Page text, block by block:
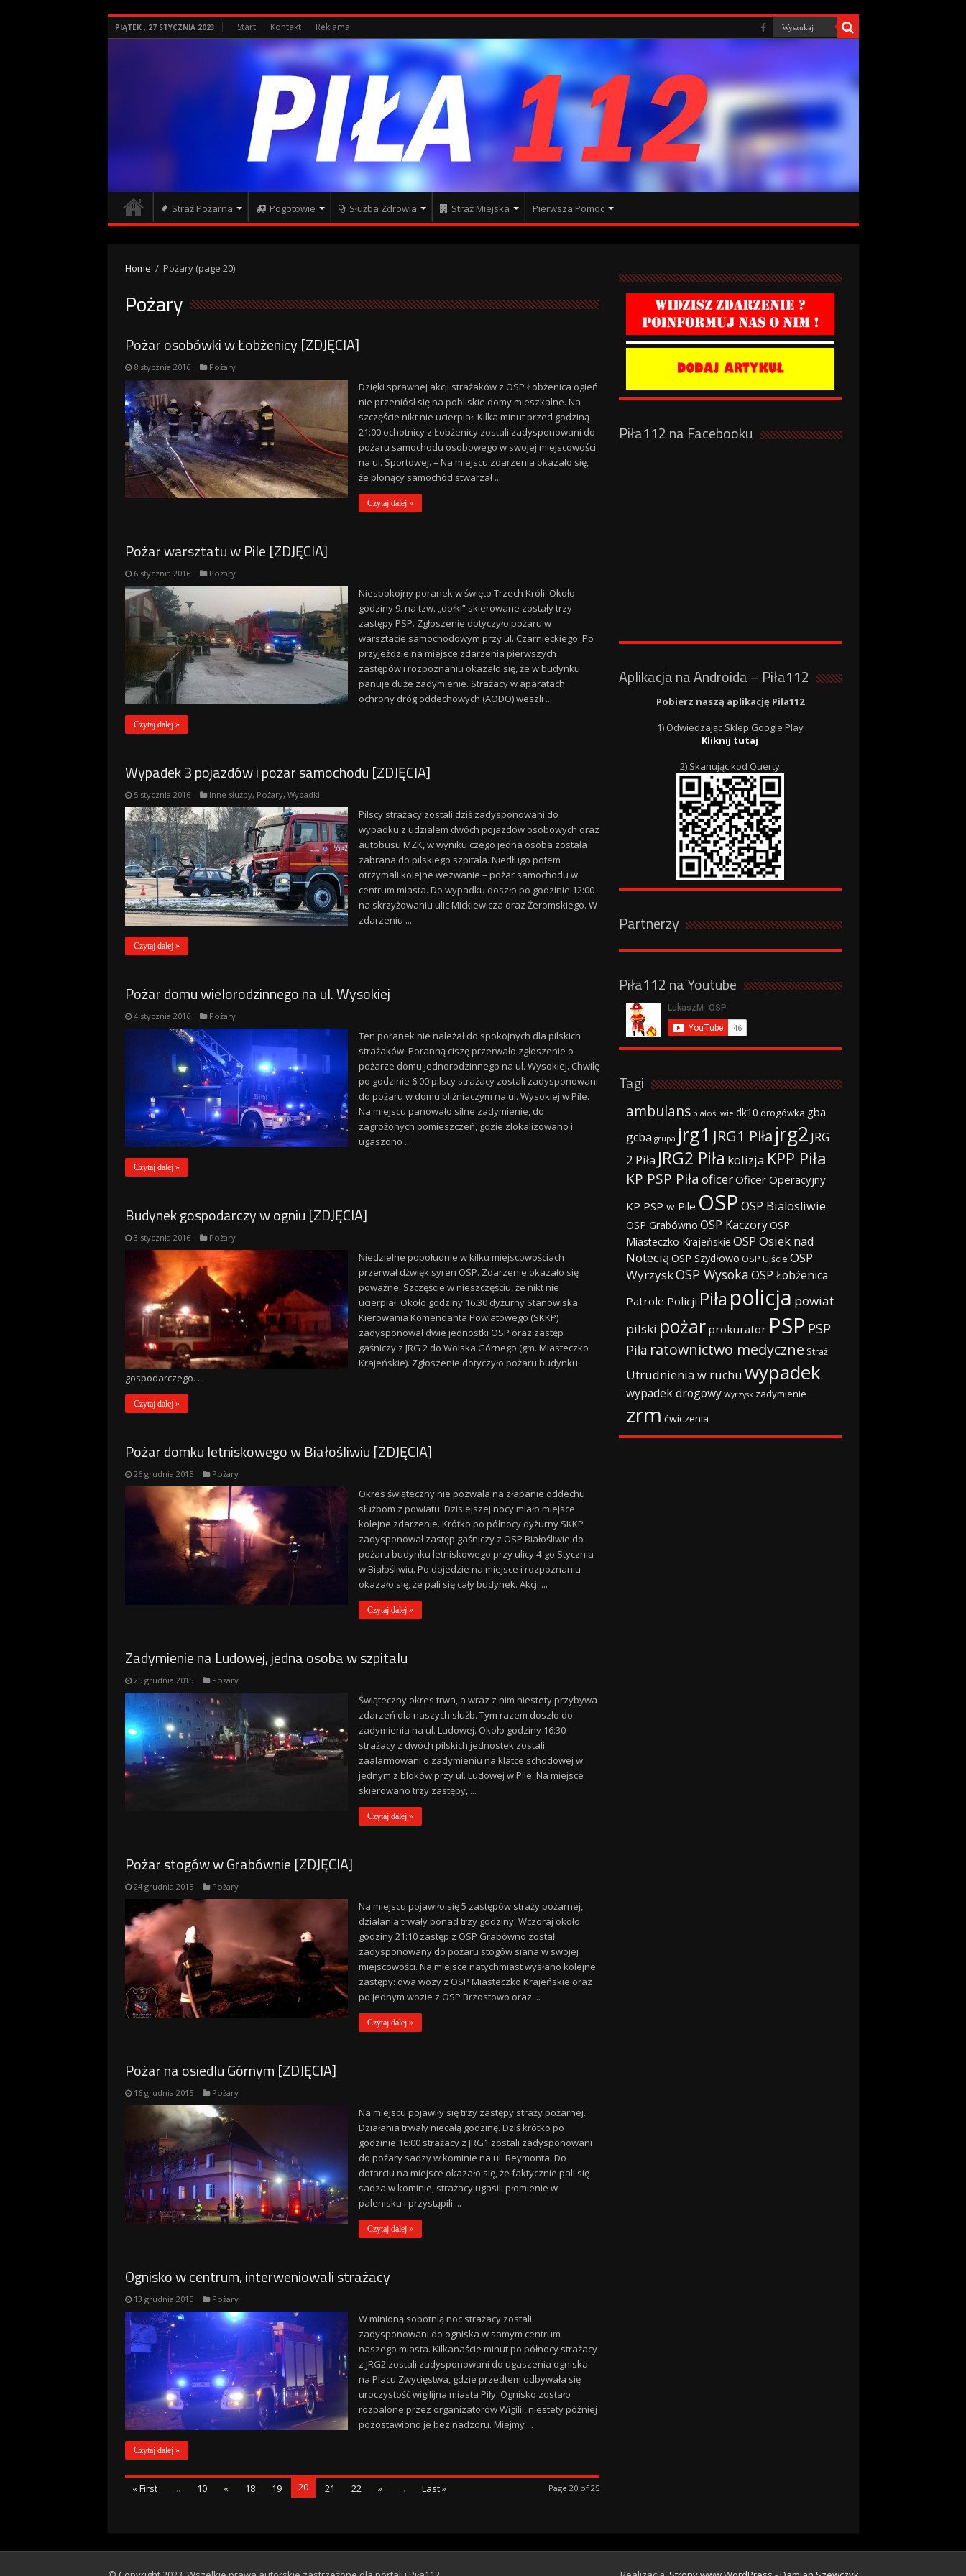
PIĄTEK , 27 STYCZNIA 2023 Start Kontakt Reklama
Straż Pożarna Pogotowie Służba Zdrowia Straż Miejska Pierwsza Pomoc
Home / Pożary(page 20)
Pożary
Pożar osobówki w Łobżenicy [ZDJĘCIA]
8 stycznia 2016 Pożary
Dzięki sprawnej akcji strażaków z OSP Łobżenica ogień
nie przeniósł się na pobliskie domy mieszkalne. Na
szczęście nikt nie ucierpiał. Kilka minut przed godziną
21:00 ochotnicy z Łobżenicy zostali zadysponowani do
pożaru samochodu osobowego w swojej miejscowości
na ul. Sportowej. – Na miejscu zdarzenia okazało się,
że płonący samochód stwarzał ...
Czytaj dalej »
Pożar warsztatu w Pile [ZDJĘCIA]
6 stycznia 2016 Pożary
Niespokojny poranek w święto Trzech Króli. Około
godziny 9. na tzw. „dołki” skierowane zostały trzy
zastępy PSP. Zgłoszenie dotyczyło pożaru w
warsztacie samochodowym przy ul. Czarnieckiego. Po
przyjeździe na miejsce zdarzenia pierwszych
zastępów i rozpoznaniu okazało się, że w budynku
panuje duże zadymienie. Strażacy w aparatach
ochrony dróg oddechowych (AODO) weszli ...
Czytaj dalej »
Wypadek 3 pojazdów i pożar samochodu [ZDJĘCIA]
5 stycznia 2016 Inne służby, Pożary, Wypadki
Pilscy strażacy zostali dziś zadysponowani do
wypadku z udziałem dwóch pojazdów osobowych oraz
autobusu MZK, w wyniku czego jedna osoba została
zabrana do pilskiego szpitala. Niedługo potem
otrzymali kolejne wezwanie – pożar samochodu w
centrum miasta. Do wypadku doszło po godzinie 12:00
na skrzyżowaniu ulic Mickiewicza oraz Żeromskiego. W
zdarzeniu ...
Czytaj dalej »
Pożar domu wielorodzinnego na ul. Wysokiej
4 stycznia 2016 Pożary
Ten poranek nie należał do spokojnych dla pilskich
strażaków. Poranną ciszę przerwało zgłoszenie o
pożarze domu jednorodzinnego na ul. Wysokiej. Chwilę
po godzinie 6:00 pilscy strażacy zostali zadysponowani
do pożaru w domu bliźniaczym na ul. Wysokiej w Pile.
Na miejscu panowało silne zadymienie, do
zagrożonych pomieszczeń, gdzie zlokalizowano i
ugaszono ...
Czytaj dalej »
Budynek gospodarczy w ogniu [ZDJĘCIA]
3 stycznia 2016 Pożary
Niedzielne popołudnie w kilku miejscowościach
przerwał dźwięk syren OSP. Zdarzenie okazało się
poważne. Szczęście w nieszczęściu, że nikt nie
ucierpiał. Około godziny 16.30 dyżurny Stanowiska
Kierowania Komendanta Powiatowego (SKKP)
zadysponował dwie jednostki OSP oraz zastęp
gaśniczy z JRG 2 do Wolska Górnego (gm. Miasteczko
Krajeńskie). Zgłoszenie dotyczyło pożaru budynku
gospodarczego. ...
Czytaj dalej »
Pożar domku letniskowego w Białośliwiu [ZDJĘCIA]
26 grudnia 2015 Pożary
Okres świąteczny nie pozwala na złapanie oddechu
służbom z powiatu. Dzisiejszej nocy miało miejsce
kolejne zdarzenie. Krótko po północy dyżurny SKKP
zadysponował zastęp gaśniczy z OSP Białośliwie do
pożaru budynku letniskowego przy ulicy 4-go Stycznia
w Białośliwiu. Po dojedzie na miejsce i rozpoznaniu
okazało się, że pali się cały budynek. Akcji ...
Czytaj dalej »
Zadymienie na Ludowej, jedna osoba w szpitalu
25 grudnia 2015 Pożary
Świąteczny okres trwa, a wraz z nim niestety przybywa
zdarzeń dla naszych służb. Tym razem doszło do
zadymienia na ul. Ludowej. Około godziny 16:30
strażacy z dwóch pilskich jednostek zostali
zaalarmowani o zadymieniu na klatce schodowej w
jednym z bloków przy ul. Ludowej w Pile. Na miejsce
skierowano trzy zastępy, ...
Czytaj dalej »
Pożar stogów w Grabównie [ZDJĘCIA]
24 grudnia 2015 Pożary
Na miejscu pojawiło się 5 zastępów straży pożarnej,
działania trwały ponad trzy godziny. Wczoraj około
godziny 21:10 zastęp z OSP Grabówno został
zadysponowany do pożaru stogów siana w swojej
miejscowości. Na miejsce natychmiast wysłano kolejne
zastępy: dwa wozy z OSP Miasteczko Krajeńskie oraz
po jednym wozie z OSP Brzostowo oraz ...
Czytaj dalej »
Pożar na osiedlu Górnym [ZDJĘCIA]
16 grudnia 2015 Pożary
Na miejscu pojawiły się trzy zastępy straży pożarnej.
Działania trwały niecałą godzinę. Dziś krótko po
godzinie 16:00 strażacy z JRG1 zostali zadysponowani
do pożary sadzy w kominie na ul. Reymonta. Do
dotarciu na miejsce okazało się, że faktycznie pali się
sadza w kominie, strażacy ugasili płomienie w
palenisku i przystąpili ...
Czytaj dalej »
Ognisko w centrum, interweniowali strażacy
13 grudnia 2015 Pożary
W minioną sobotnią noc strażacy zostali
zadysponowani do ogniska w samym centrum
naszego miasta. Kilkanaście minut po północy strażacy
z JRG2 zostali zadysponowani do ugaszenia ogniska
na Placu Zwycięstwa, gdzie przedtem odbywała się
uroczystość wigilijna miasta Piły. Ognisko zostało
rozpalone przez organizatorów Wigilii, niestety później
pozostawiono je bez nadzoru. Miejmy ...
Czytaj dalej »
Page 20 of 25
« First ... 10 « 18 19 20 21 22 » ... Last »
Piła112 na Facebooku
Aplikacja na Androida – Piła112
Pobierz naszą aplikację Piła112
1) Odwiedzając Sklep Google Play
Kliknij tutaj
2) Skanując kod Querty
Partnerzy
Piła112 na Youtube
Tagi
ambulans białośliwie dk10 drogówka gba
gcba grupa jrg1 JRG1 Piła jrg2 JRG
2 Piła JRG2 Piła kolizja KPP Piła
KP PSP Piła oficerOficer Operacyjny
KP PSP w Pile OSP OSP Bialosliwie
OSP Grabówno OSP KaczoryOSP
Miasteczko Krajeńskie OSP Osiek nad
Notecią OSP Szydłowo OSP Ujście OSP
WyrzyskOSP WysokaOSP Łobżenica
Patrole Policji Piła policja powiat
pilski pożar prokurator PSP PSP
Piła ratownictwo medyczne Straż
Utrudnienia w ruchu wypadek
wypadek drogowy Wyrzysk zadymienie
zrm ćwiczenia